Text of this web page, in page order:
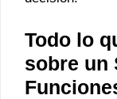
Todo lo
sobre un